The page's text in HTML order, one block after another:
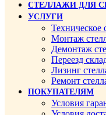
СТЕЛЛАЖИ ДЛЯ
УСЛУГИ
Техническое
Монтаж
Демонтаж
Переезд
Лизинг
Ремонт
ПОКУПАТЕЛЯМ
Условия